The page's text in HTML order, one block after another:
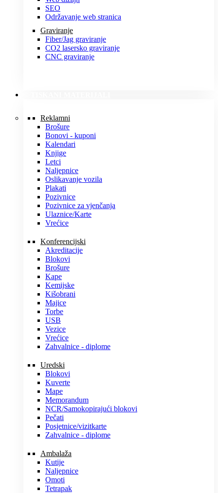
SEO
Održavanje web stranica
Graviranje
Fiber/Jag graviranje
CO2 lasersko graviranje
CNC graviranje
Reklamni
Brošure
Bonovi - kuponi
Kalendari
Knjige
Letci
Naljepnice
Oslikavanje vozila
Plakati
Pozivnice
Pozivnice za vjenčanja
Ulaznice/Karte
Vrećice
Konferencijski
Akreditacije
Blokovi
Brošure
Kape
Kemijske
Kišobrani
Majice
Torbe
USB
Vezice
Vrećice
Zahvalnice - diplome
Uredski
Blokovi
Kuverte
Mape
Memorandum
NCR/Samokopirajući blokovi
Pečati
Posjetnice/vizitkarte
Zahvalnice - diplome
Ambalaža
Kutije
Naljepnice
Omoti
Tetrapak